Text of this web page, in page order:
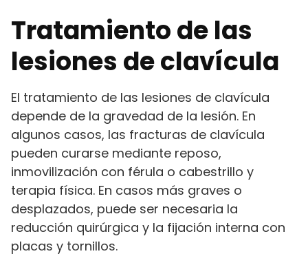
Tratamiento de las
lesiones de clavícula
El tratamiento de las lesiones de clavícula
depende de la gravedad de la lesión. En
algunos casos, las fracturas de clavícula
pueden curarse mediante reposo,
inmovilización con férula o cabestrillo y
terapia física. En casos más graves o
desplazados, puede ser necesaria la
reducción quirúrgica y la fijación interna con
placas y tornillos.